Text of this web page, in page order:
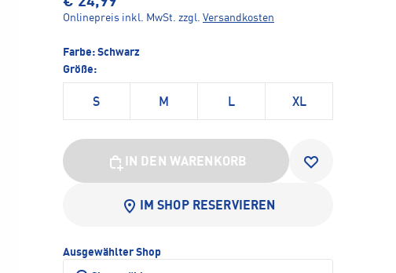
Onlinepreis inkl. MwSt. zzgl. Versandkosten
Farbe: Schwarz
Größe:
S M L XL
IN DEN WARENKORB
IM SHOP RESERVIEREN
Ausgewählter Shop